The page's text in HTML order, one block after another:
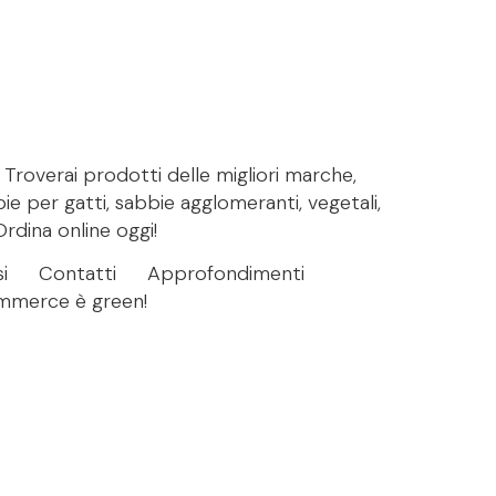
prodotti delle migliori marche,
per gatti, sabbie agglomeranti, vegetali,
online oggi!
Contatti
Approfondimenti
è green!